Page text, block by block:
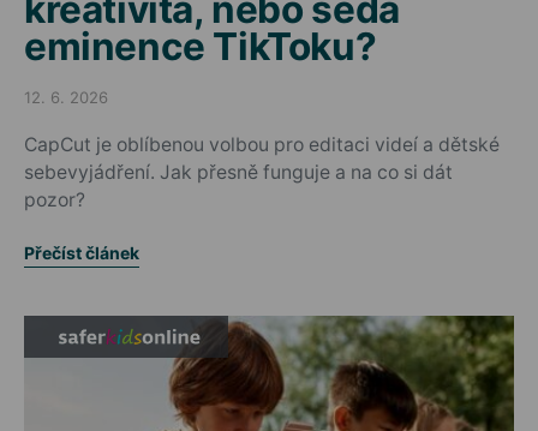
eminence TikToku?
Posted on
12. 6. 2026
CapCut je oblíbenou volbou pro editaci videí a dětské
sebevyjádření. Jak přesně funguje a na co si dát
pozor?
Přečíst článek